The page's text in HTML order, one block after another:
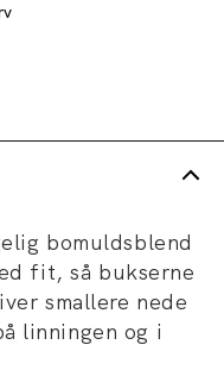
bomuldsblend
fit, så bukserne
smallere nede
linningen og i